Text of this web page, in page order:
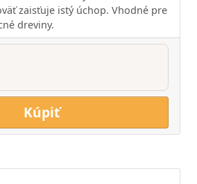
zaisťuje istý úchop. Vhodné pre
dreviny.
Kúpiť